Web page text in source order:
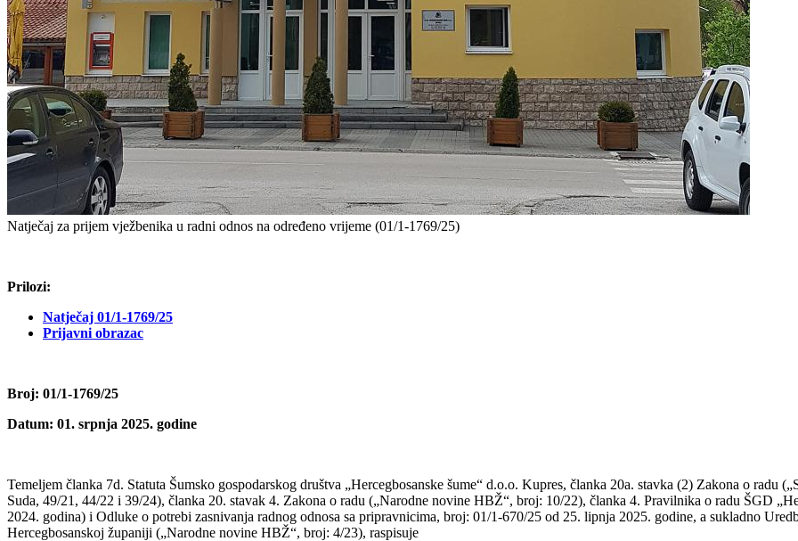
Natječaj za prijem vježbenika u radni odnos na određeno vrijeme (01/1-1769/25)
Prilozi:
Natječaj 01/1-1769/25
Prijavni obrazac
Broj: 01/1-1769/25
Datum: 01. srpnja 2025. godine
Temeljem članka 7d. Statuta Šumsko gospodarskog društva „Hercegbosanske šume“ d.o.o. Kupres, članka 20a. stavka (2) Zakona o
Suda, 49/21, 44/22 i 39/24), članka 20. stavak 4. Zakona o radu („Narodne novine HBŽ“, broj: 10/22), članka 4. Pravilnika o radu ŠGD
2024. godina) i Odluke o potrebi zasnivanja radnog odnosa sa pripravnicima, broj: 01/1-670/25 od 25. lipnja 2025. godine, a sukladno
Hercegbosanskoj županiji („Narodne novine HBŽ“, broj: 4/23), raspisuje